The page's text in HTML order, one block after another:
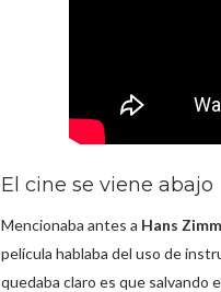
El cine se viene abajo
Mencionaba antes a Hans
película hablaba del uso de
quedaba claro es que salvando